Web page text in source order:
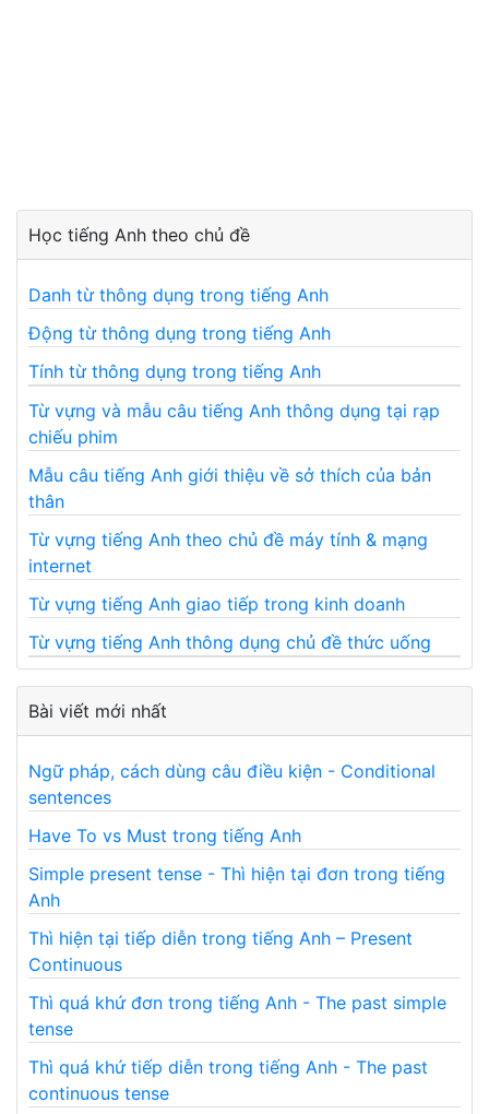
Học tiếng Anh theo chủ đề
Danh từ thông dụng trong tiếng Anh
Động từ thông dụng trong tiếng Anh
Tính từ thông dụng trong tiếng Anh
Từ vựng và mẫu câu tiếng Anh thông dụng tại rạp
chiếu phim
Mẫu câu tiếng Anh giới thiệu về sở thích của bản
thân
Từ vựng tiếng Anh theo chủ đề máy tính & mạng
internet
Từ vựng tiếng Anh giao tiếp trong kinh doanh
Từ vựng tiếng Anh thông dụng chủ đề thức uống
Bài viết mới nhất
Ngữ pháp, cách dùng câu điều kiện - Conditional
sentences
Have To vs Must trong tiếng Anh
Simple present tense - Thì hiện tại đơn trong tiếng
Anh
Thì hiện tại tiếp diễn trong tiếng Anh – Present
Continuous
Thì quá khứ đơn trong tiếng Anh - The past simple
tense
Thì quá khứ tiếp diễn trong tiếng Anh - The past
continuous tense